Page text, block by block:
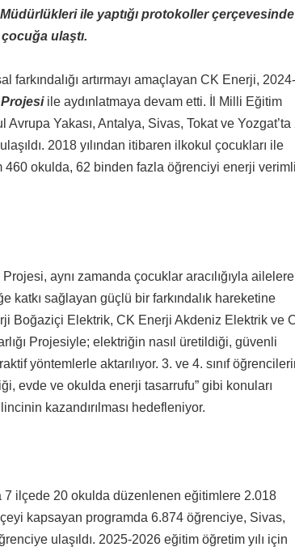
ile yaptığı protokoller çerçevesinde
ulaştı.
farkındalığı artırmayı amaçlayan CK Enerji, 2024-
Projesiile aydınlatmaya devam etti. İl Milli Eğitim
Yakası, Antalya, Sivas, Tokat ve Yozgat’ta
2018 yılından itibaren ilkokul çocukları ile
okulda, 62 binden fazla öğrenciyi enerji
aynı zamanda çocuklar aracılığıyla
sağlayan güçlü bir farkındalık hareketine
Boğaziçi Elektrik, CK Enerji Akdeniz Elektrik ve
Projesiyle; elektriğin nasıl üretildiği, güvenli
yöntemlerle aktarılıyor. 3. ve 4. sınıf
evde ve okulda enerji tasarrufu” gibi konuları
kazandırılması hedefleniyor.
7 ilçede 20 okulda düzenlenen eğitimlere 2.018
kapsayan programda 6.874 öğrenciye, Sivas,
ulaşıldı. 2025-2026 eğitim öğretim yılı için